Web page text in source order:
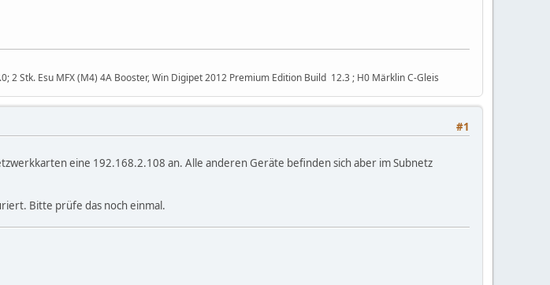
2 Stk. Esu MFX (M4) 4A Booster, Win Digipet 2012 Premium Edition Build 12.3 ; H0 Märklin C-Gleis
#1
eine 192.168.2.108 an. Alle anderen Geräte befinden sich aber im Subnetz
Bitte prüfe das noch einmal.